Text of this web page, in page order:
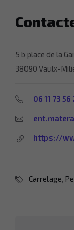
5 b place de la
38090 Vaulx-
06 11 73 56
https://
Carrelage,